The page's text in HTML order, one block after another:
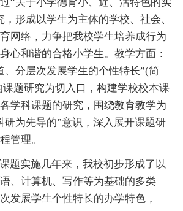
，形成以学生为主体的学校、社会、
网络，力争把我校学生培养成行为
心和谐的合格小学生。教学方面：
、分层次发展学生的个性特长”(简
课题研究为切入口，构建学校校本课
学科课题的研究，围绕教育教学为
研为先导的”意识，深入展开课题研
管理。
实施几年来，我校初步形成了以
、计算机、写作等为基础的多类
发展学生个性特长的办学特色，